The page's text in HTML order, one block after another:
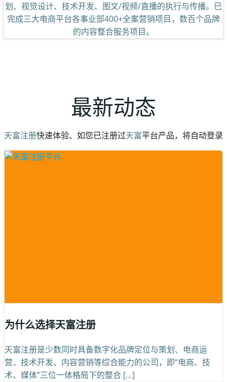
划、视觉设计、技术开发、图文/视频/直播的执行与传播。已
完成三大电商平台各事业部400+全案营销项目，数百个品牌
的内容整合服务项目。
最新动态
天富注册快速体验、如您已注册过天富平台产品，将自动登录
为什么选择天富注册
天富注册是少数同时具备数字化品牌定位与策划、电商运
营、技术开发、内容营销等综合能力的公司，即“电商、技
术、媒体”三位一体格局下的整合 […]